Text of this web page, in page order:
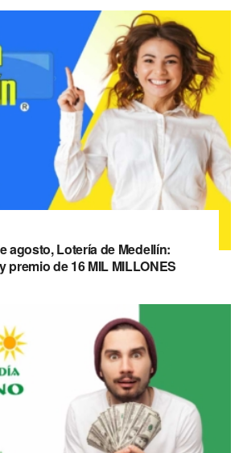
agosto, Lotería de Medellín:
premio de 16 MIL MILLONES